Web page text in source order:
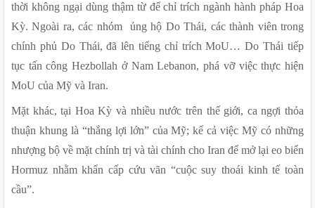
thời không ngại dùng thậm từ để chỉ trích ngành hành pháp Hoa
Kỳ. Ngoài ra, các nhóm  ủng hộ Do Thái, các thành viên trong
chính phủ Do Thái, đã lên tiếng chỉ trích MoU… Do Thái tiếp
tục tấn công Hezbollah ở Nam Lebanon, phá vỡ việc thực hiện
MoU của Mỹ và Iran.
Mặt khác, tại Hoa Kỳ và nhiều nước trên thế giới, ca ngợi thỏa
thuận khung là “thắng lợi lớn” của Mỹ; kể cả việc Mỹ có những
nhượng bộ về mặt chính trị và tài chính cho Iran để mở lại eo biển
Hormuz nhằm khẩn cấp cứu vãn “cuộc suy thoái kinh tế toàn
cầu”.